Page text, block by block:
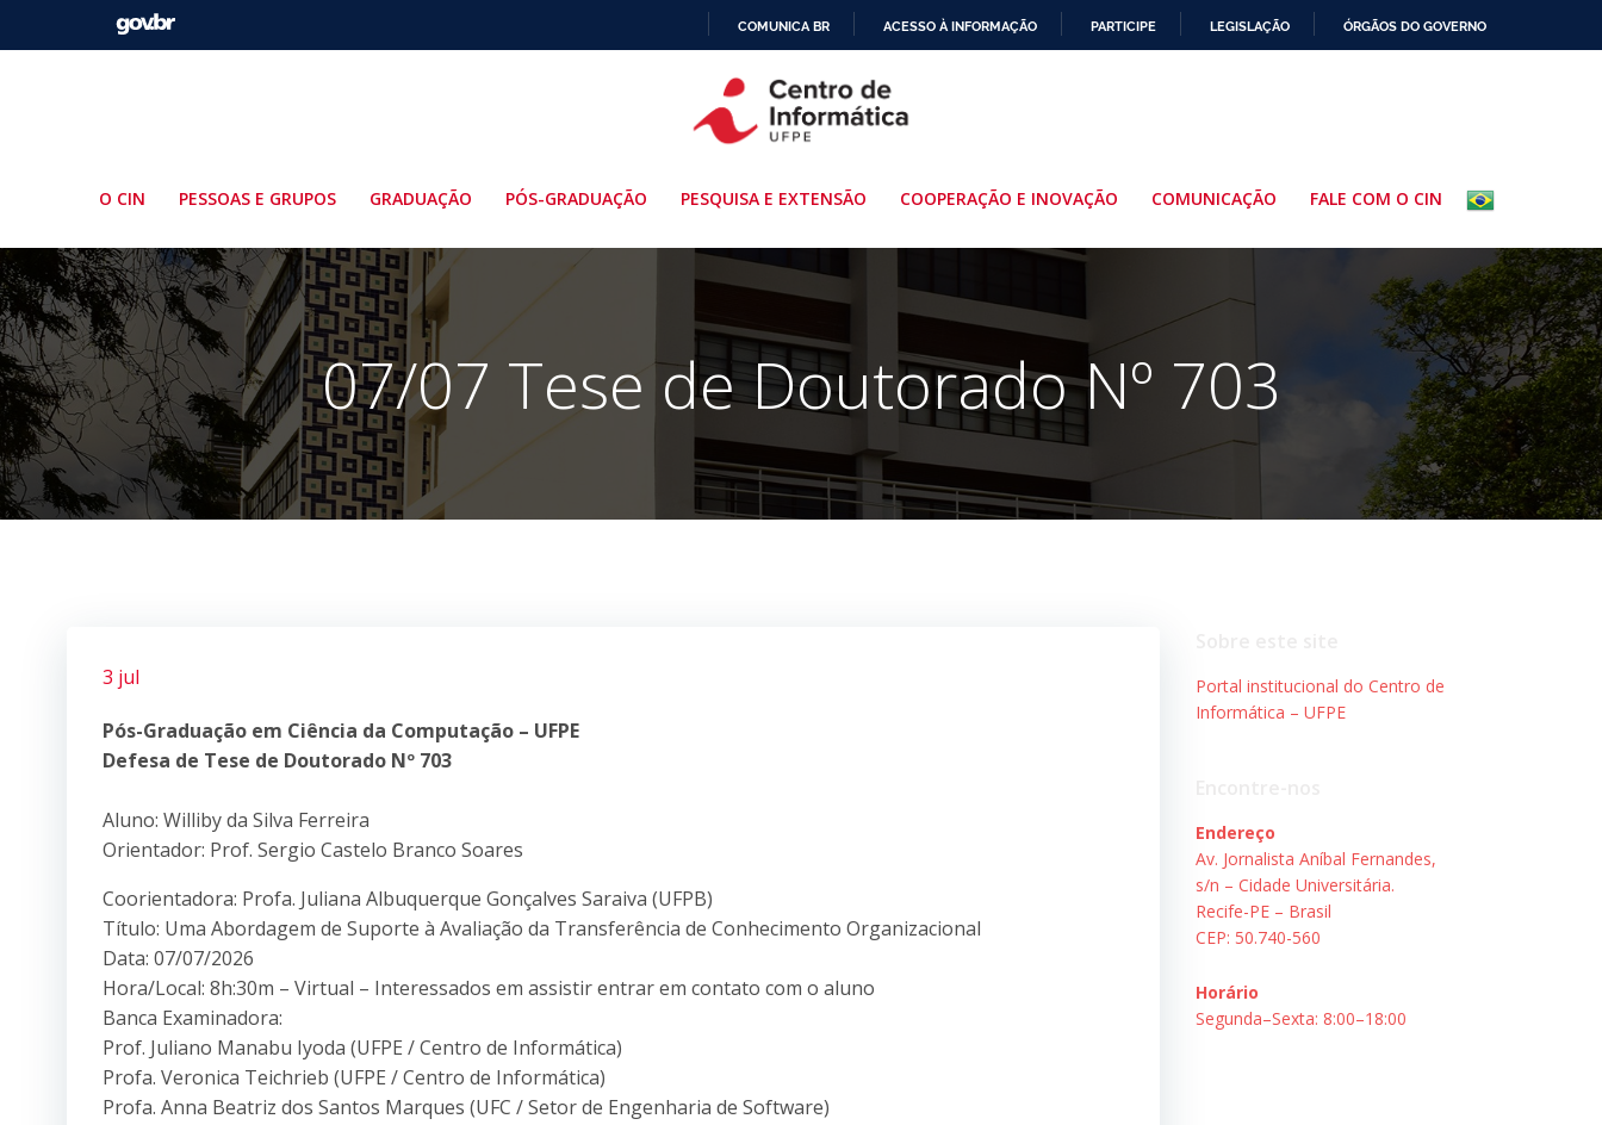
PARA
O
COMUNICA BR ACESSO À INFORMAÇÃO PARTICIPE LEGISLAÇÃO ÓRGÃOS DO GOVERNO
O CIN PESSOAS E GRUPOS GRADUAÇÃO PÓS-GRADUAÇÃO PESQUISA E EXTENSÃO COOPERAÇÃO E INOVAÇÃO COMUNICAÇÃO FALE COM O CIN
07/07 Tese de Doutorado Nº 703
3 jul
Pós-Graduação em Ciência da Computação – UFPE
Defesa de Tese de Doutorado Nº 703
Aluno: Williby da Silva Ferreira
Orientador: Prof. Sergio Castelo Branco Soares
Coorientadora: Profa. Juliana Albuquerque Gonçalves Saraiva (UFPB)
Título: Uma Abordagem de Suporte à Avaliação da Transferência de Conhecimento Organizacional
Data: 07/07/2026
Hora/Local: 8h:30m – Virtual – Interessados em assistir entrar em contato com o aluno
Banca Examinadora:
Prof. Juliano Manabu Iyoda (UFPE / Centro de Informática)
Profa. Veronica Teichrieb (UFPE / Centro de Informática)
Profa. Anna Beatriz dos Santos Marques (UFC / Setor de Engenharia de Software)
Portal institucional do Centro de
Informática – UFPE
Endereço
Av. Jornalista Aníbal Fernandes,
s/n – Cidade Universitária.
Recife-PE – Brasil
CEP: 50.740-560
Horário
Segunda–Sexta: 8:00–18:00